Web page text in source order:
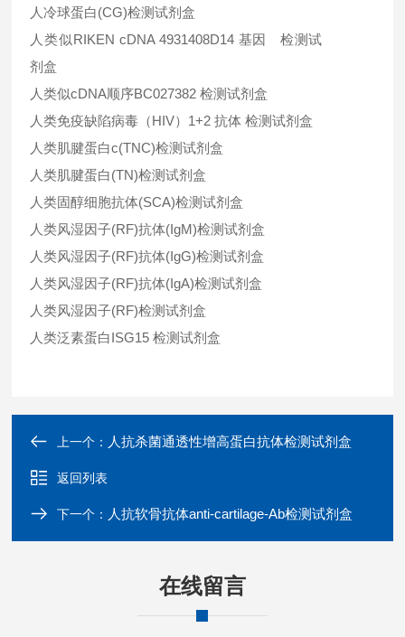
人冷球蛋白(CG)检测试剂盒
人类似RIKEN cDNA 4931408D14 基因 检测试
剂盒
人类似cDNA顺序BC027382 检测试剂盒
人类免疫缺陷病毒（HIV）1+2 抗体 检测试剂盒
人类肌腱蛋白c(TNC)检测试剂盒
人类肌腱蛋白(TN)检测试剂盒
人类固醇细胞抗体(SCA)检测试剂盒
人类风湿因子(RF)抗体(IgM)检测试剂盒
人类风湿因子(RF)抗体(IgG)检测试剂盒
人类风湿因子(RF)抗体(IgA)检测试剂盒
人类风湿因子(RF)检测试剂盒
人类泛素蛋白ISG15 检测试剂盒
上一个： 人抗杀菌通透性增高蛋白抗体检测试剂盒
返回列表
下一个： 人抗软骨抗体anti-cartilage-Ab检测试剂盒
在线留言